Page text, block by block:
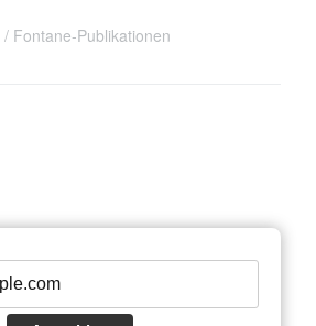
Fontane-Publikationen